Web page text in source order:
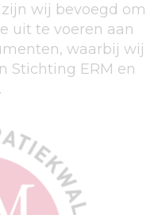
wij bevoegd om
uit te voeren aan
waarbij wij
Stichting ERM en